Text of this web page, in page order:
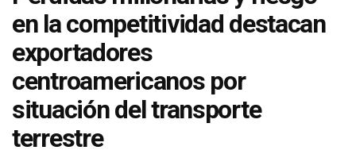
en la competitividad destacan
exportadores
centroamericanos por
situación del transporte
terrestre